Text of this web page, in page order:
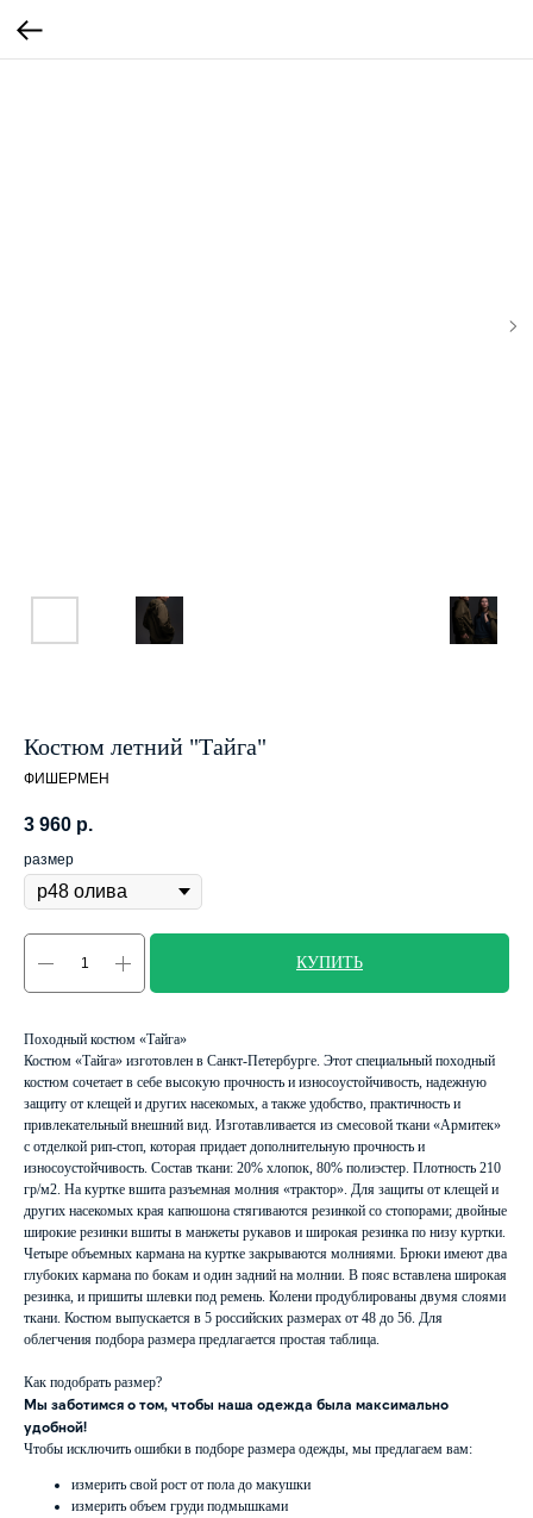
Костюм летний "Тайга"
ФИШЕРМЕН
3 960 р.
размер
КУПИТЬ
Походный костюм «Тайга»
Костюм «Тайга» изготовлен в Санкт-Петербурге. Этот специальный походный
костюм сочетает в себе высокую прочность и износоустойчивость, надежную
защиту от клещей и других насекомых, а также удобство, практичность и
привлекательный внешний вид. Изготавливается из смесовой ткани «Армитек»
с отделкой рип-стоп, которая придает дополнительную прочность и
износоустойчивость. Состав ткани: 20% хлопок, 80% полиэстер. Плотность 210
гр/м2. На куртке вшита разъемная молния «трактор». Для защиты от клещей и
других насекомых края капюшона стягиваются резинкой со стопорами; двойные
широкие резинки вшиты в манжеты рукавов и широкая резинка по низу куртки.
Четыре объемных кармана на куртке закрываются молниями. Брюки имеют два
глубоких кармана по бокам и один задний на молнии. В пояс вставлена широкая
резинка, и пришиты шлевки под ремень. Колени продублированы двумя слоями
ткани. Костюм выпускается в 5 российских размерах от 48 до 56. Для
облегчения подбора размера предлагается простая таблица.
Как подобрать размер?
Мы заботимся о том, чтобы наша одежда была максимально
удобной!
Чтобы исключить ошибки в подборе размера одежды, мы предлагаем вам:
измерить свой рост от пола до макушки
измерить объем груди подмышками